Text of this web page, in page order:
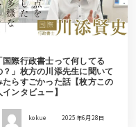
国際行政書士って何してる
？」枚方の川添先生に聞いて
たらすごかった話【枚方この
インタビュー】
kokue 2025年6月28日